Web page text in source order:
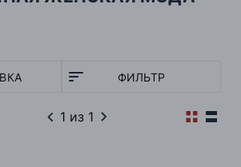
ФИЛЬТР
1 из 1